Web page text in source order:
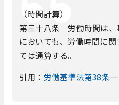
（時間計算）
第三十八条 労働時間は、
においても、労働時間に
ては通算する。
引用： 労働基準法第38条